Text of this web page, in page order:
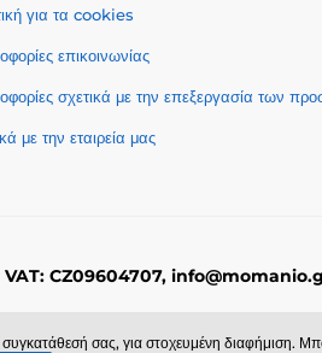
για τα cookies
επικοινωνίας
σχετικά με την επεξεργασία των
με την εταιρεία μας
CZ09604707,
σας, για στοχευμένη διαφήμιση.